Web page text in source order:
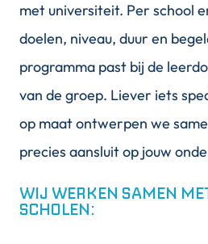
met universiteit. Per school
doelen, niveau, duur en
programma past bij de
van de groep. Liever iets
op maat ontwerpen we
precies aansluit op jouw
WIJ WERKEN SAMEN
SCHOLEN: